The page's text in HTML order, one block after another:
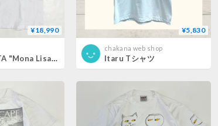
¥18,990
90's ONEITA "Mona Lisa" "両面" Tシャツ XLサイズ USA製
¥5,830
chakana web shop
Itaru Tシャツ